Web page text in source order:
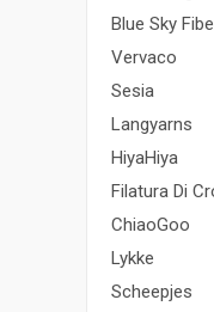
Blue Sky
Vervaco
Sesia
Langyarns
HiyaHiya
Filatura Di
ChiaoGoo
Lykke
Scheepjes